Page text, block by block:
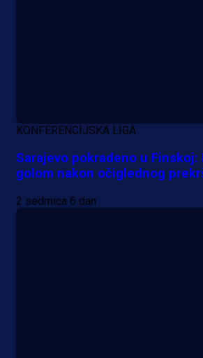
KONFERENCIJSKA LIGA
Sarajevo pokradeno u
golom nakon očiglednog
2 sedmica 6 dan